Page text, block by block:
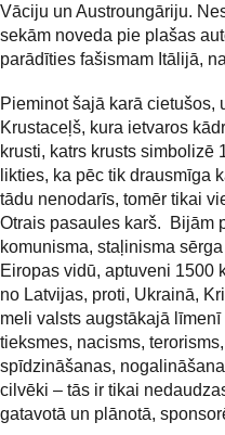
Vāciju un Austroungāriju.
sekām noveda pie plašas
parādīties fašismam Itālijā,
Pieminot šajā karā cietušos,
Krustaceļš, kura ietvaros
krusti, katrs krusts simbolizē
likties, ka pēc tik drausmīga
tādu nenodarīs, tomēr tikai
Otrais pasaules karš. Bijām
komunisma, staļinisma
Eiropas vidū, aptuveni 1500
no Latvijas, proti, Ukrainā,
meli valsts augstākajā
tieksmes, nacisms,
spīdzināšanas,
cilvēki – tās ir tikai
gatavotā un plānotā,